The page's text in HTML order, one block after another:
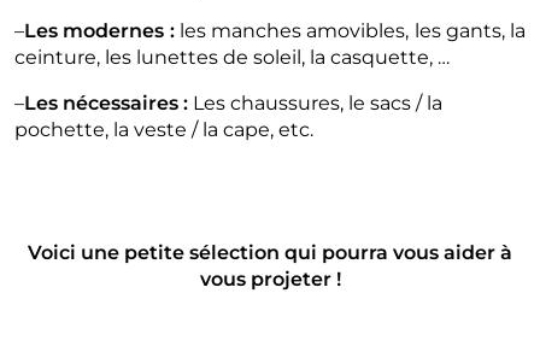
–Les modernes :les manches amovibles, les gants, la
ceinture, les lunettes de soleil, la casquette, …
–Les nécessaires : Les chaussures, le sacs / la
pochette, la veste / la cape, etc.
Voici une petite sélection qui pourra vous aider à
vous projeter !